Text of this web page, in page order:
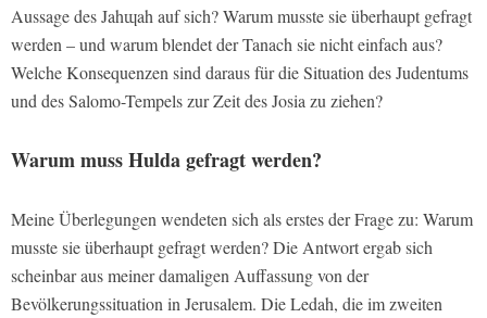
Aussage des Jahɰah auf sich? Warum musste sie überhaupt gefragt
werden – und warum blendet der Tanach sie nicht einfach aus?
Welche Konsequenzen sind daraus für die Situation des Judentums
und des Salomo-Tempels zur Zeit des Josia zu ziehen?
Warum muss Hulda gefragt werden?
Meine Überlegungen wendeten sich als erstes der Frage zu: Warum
musste sie überhaupt gefragt werden? Die Antwort ergab sich
scheinbar aus meiner damaligen Auffassung von der
Bevölkerungssituation in Jerusalem. Die Ledah, die im zweiten